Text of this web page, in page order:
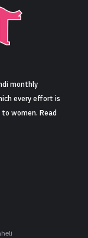
monthly
every effort is
women. Read